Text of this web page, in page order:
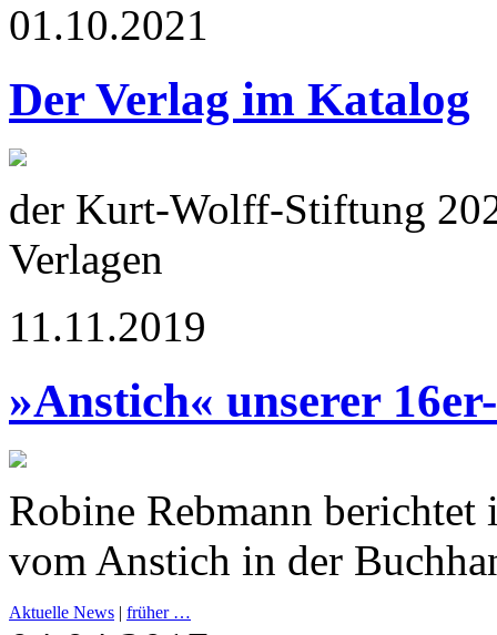
01.10.2021
Der Verlag im Katalog
der Kurt-Wolff-Stiftung
Verlagen
11.11.2019
»Anstich« unserer
Robine Rebmann
vom Anstich in der
Aktuelle News | früher …